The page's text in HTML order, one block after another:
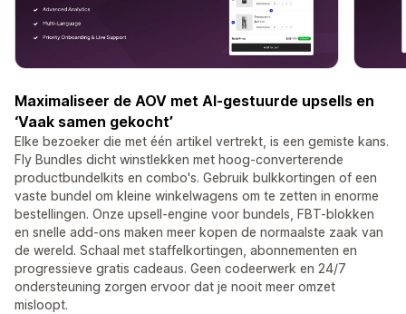
Maximaliseer de AOV met AI-gestuurde upsells en
‘Vaak samen gekocht’
Elke bezoeker die met één artikel vertrekt, is een gemiste kans.
Fly Bundles dicht winstlekken met hoog-converterende
productbundelkits en combo's. Gebruik bulkkortingen of een
vaste bundel om kleine winkelwagens om te zetten in enorme
bestellingen. Onze upsell-engine voor bundels, FBT-blokken
en snelle add-ons maken meer kopen de normaalste zaak van
de wereld. Schaal met staffelkortingen, abonnementen en
progressieve gratis cadeaus. Geen codeerwerk en 24/7
ondersteuning zorgen ervoor dat je nooit meer omzet
misloopt.